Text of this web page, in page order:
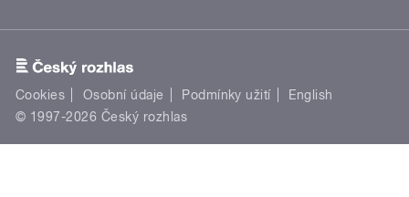
Cookies Osobní údaje Podmínky užití
English
© 1997-2026 Český rozhlas